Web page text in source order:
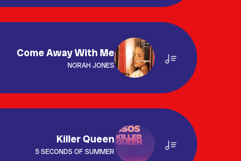
Come Away With Me
NORAH JONES
Killer Queen
5 SECONDS OF SUMMER